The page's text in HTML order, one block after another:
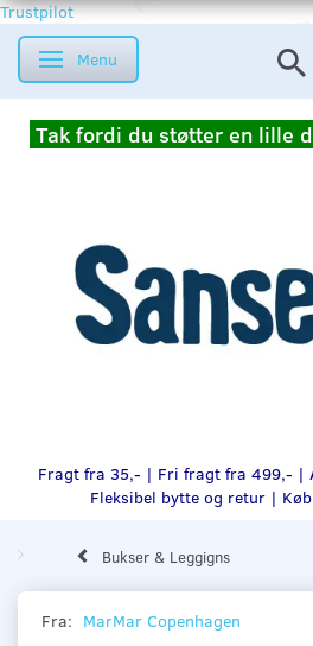
Trustpilot
Skifte navigation
Menu
Tak fordi du støtter en lille
Fragt fra 35,- | Fri fragt fra 499,- |
Fleksibel bytte og retur |
Bukser & Leggigns
Fra: MarMar Copenhagen